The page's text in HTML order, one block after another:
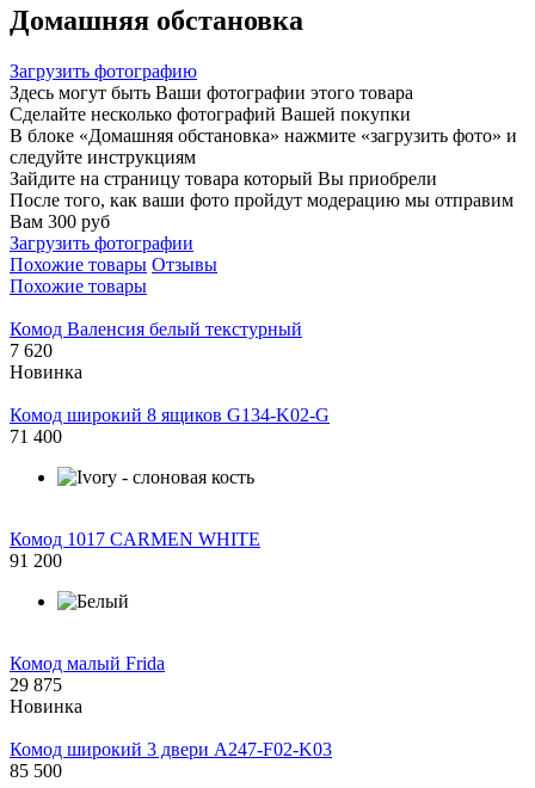
Домашняя обстановка
Загрузить фотографию
Здесь могут быть Ваши фотографии этого товара
Сделайте несколько фотографий Вашей покупки
В блоке «Домашняя обстановка» нажмите «загрузить фото» и
следуйте инструкциям
Зайдите на страницу товара который Вы приобрели
После того, как ваши фото пройдут модерацию мы отправим
Вам 300 руб
Загрузить фотографии
Похожие товары Отзывы
Похожие товары
Комод Валенсия белый текстурный
7 620
Новинка
Комод широкий 8 ящиков G134-K02-G
71 400
Комод 1017 CARMEN WHITE
91 200
Комод малый Frida
29 875
Новинка
Комод широкий 3 двери A247-F02-K03
85 500